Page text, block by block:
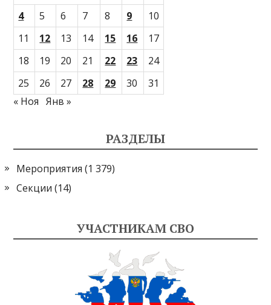
4 5 6 7 8 9
10
11
12 13 14 15 16
17
18
19 20 21 22 23
24
25
26 27 28 29 30
31
« Ноя
Янв »
РАЗДЕЛЫ
Мероприятия (1 379)
Секции (14)
УЧАСТНИКАМ СВО